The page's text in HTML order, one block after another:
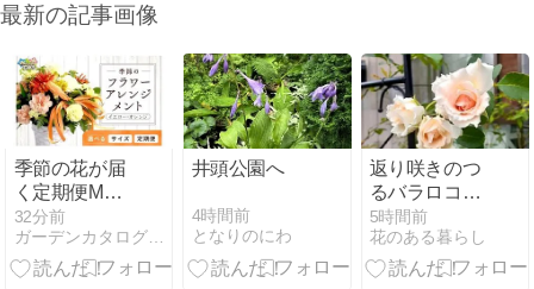
最新の記事画像
季節の花が届
く定期便Mサ
イズ6回セッ
ト
32分前
ガーデンカタログ.com
井頭公園へ
4時間前
となりのにわ
返り咲きのつ
るバラロココ
とその後の土
管ひまわり
5時間前
花のある暮らし